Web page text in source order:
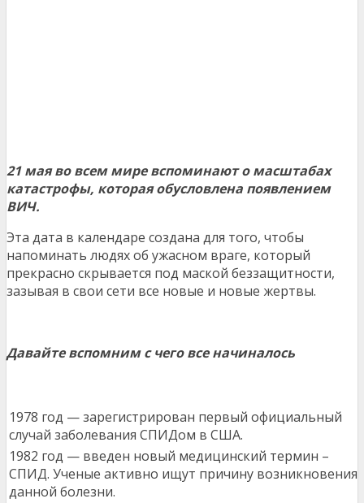
21 мая во всем мире вспоминают о масштабах
катастрофы, которая обусловлена появлением
ВИЧ.
Эта дата в календаре создана для того, чтобы
напоминать людях об ужасном враге, который
прекрасно скрывается под маской беззащитности,
зазывая в свои сети все новые и новые жертвы.
Давайте вспомним с чего все начиналось
1978 год — зарегистрирован первый официальный
случай заболевания СПИДом в США.
1982 год — введен новый медицинский термин –
СПИД. Ученые активно ищут причину возникновения
данной болезни.